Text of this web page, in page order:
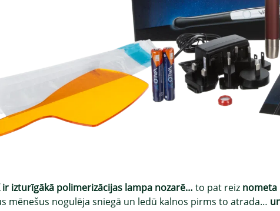
ir izturīgākā polimerizācijas lampa nozarē… to pat reiz nometa
mēnešus nogulēja sniegā un ledū kalnos pirms to atrada…